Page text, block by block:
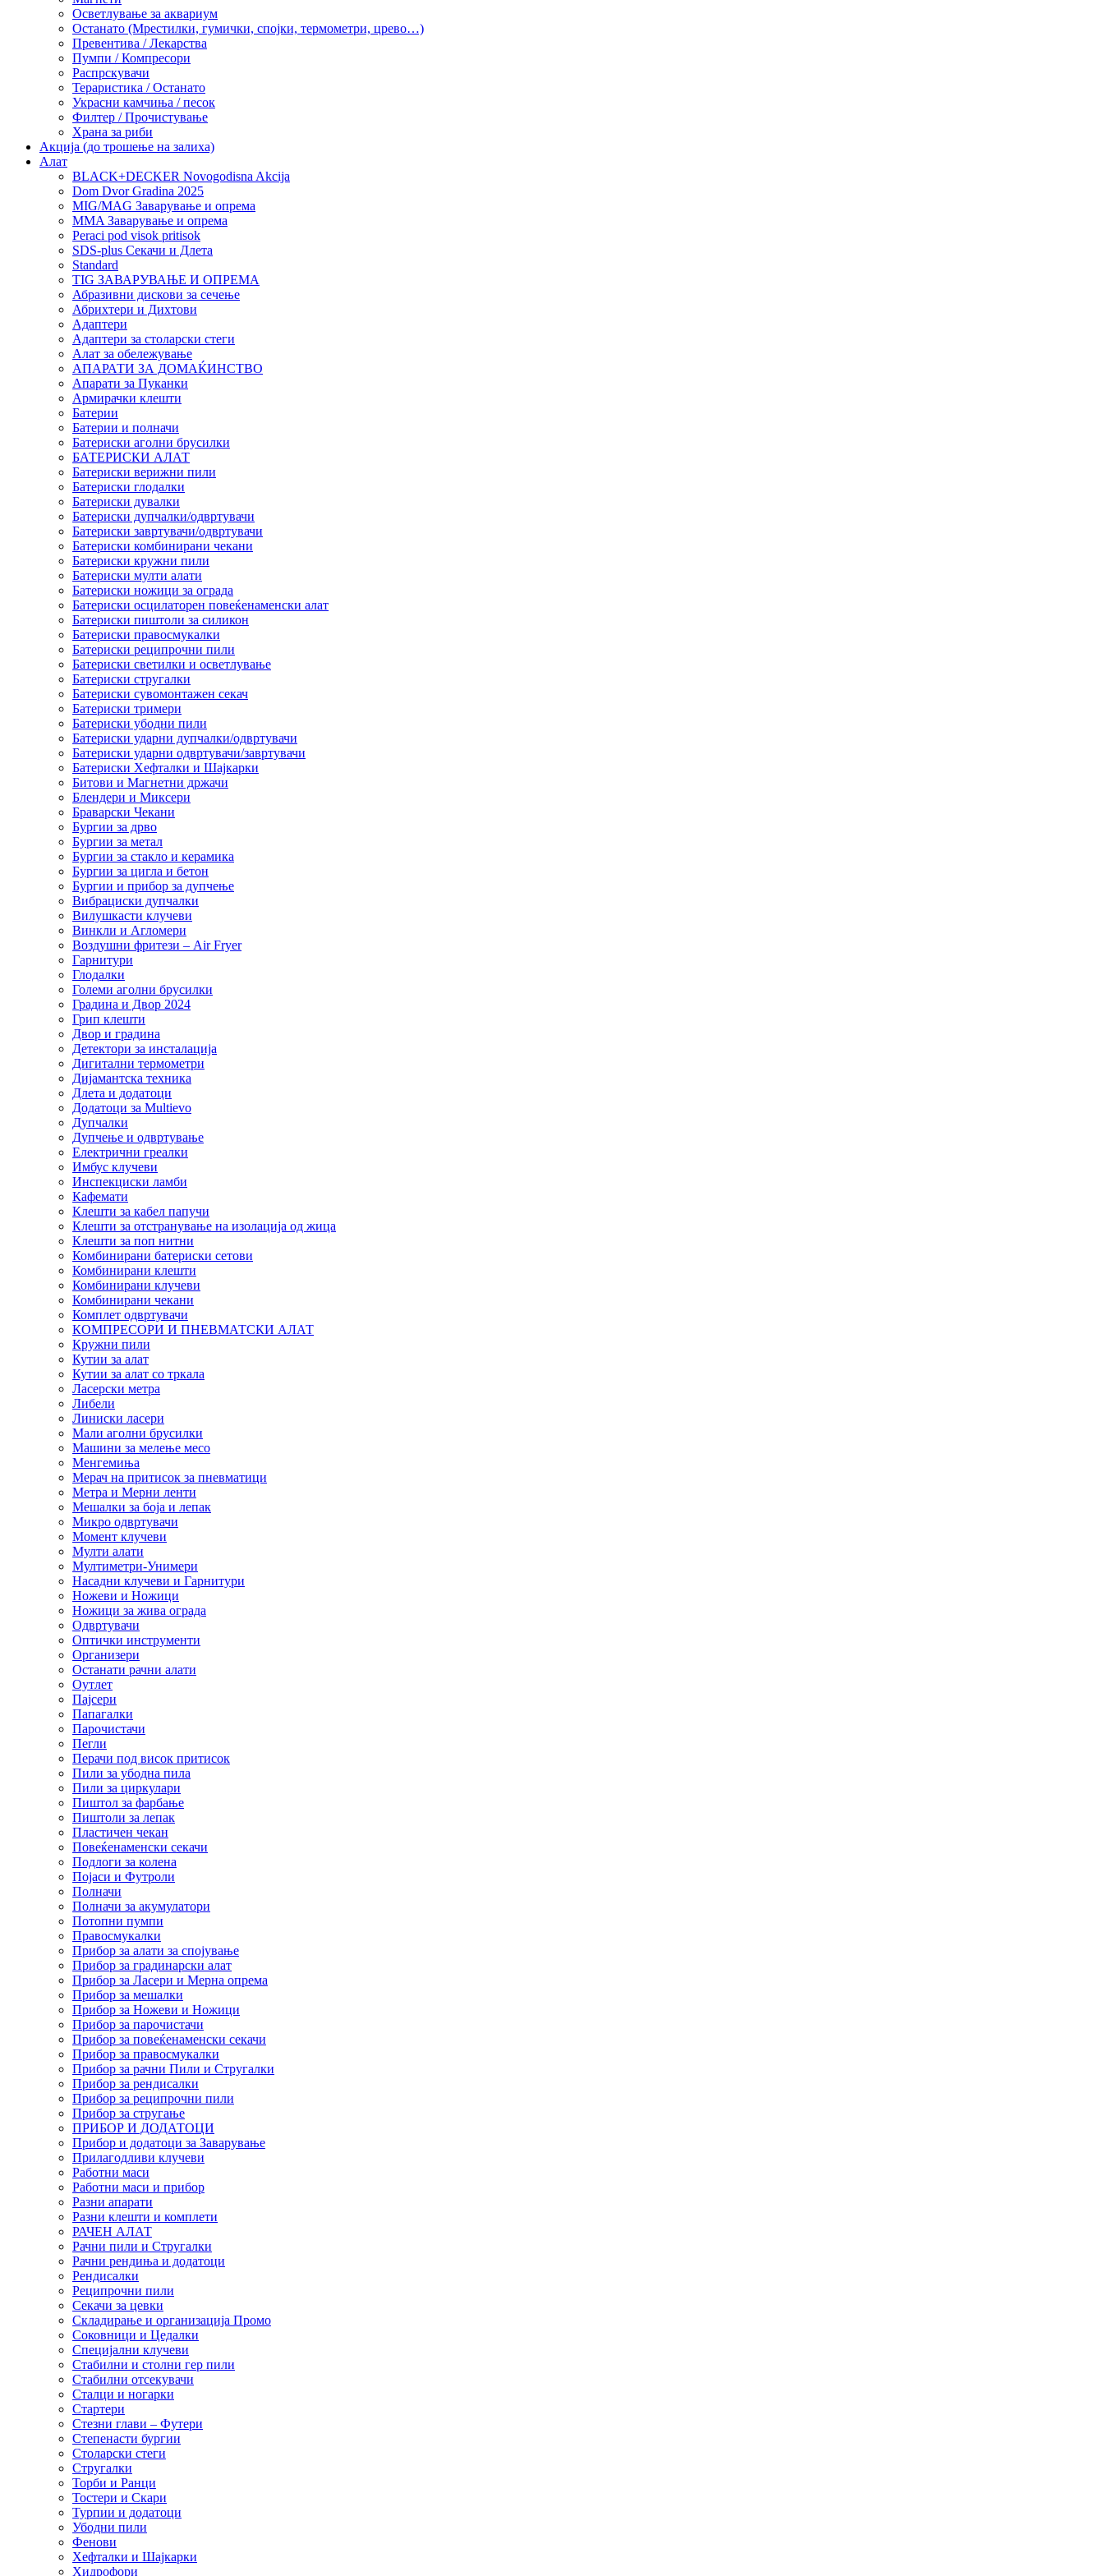
Осветлување за аквариум
Останато (Мрестилки, гумички, спојки, термометри, црево…)
Превентива / Лекарства
Пумпи / Компресори
Распрскувачи
Тераристика / Останато
Украсни камчиња / песок
Филтер / Прочистување
Храна за риби
Акција (до трошење на залиха)
Алат
BLACK+DECKER Novogodisna Akcija
Dom Dvor Gradina 2025
MIG/MAG Заварување и опрема
MMA Заварување и опрема
Peraci pod visok pritisok
SDS-plus Секачи и Длета
Standard
TIG ЗАВАРУВАЊЕ И ОПРЕМА
Абразивни дискови за сечење
Абрихтери и Дихтови
Адаптери
Адаптери за столарски стеги
Алат за обележување
АПАРАТИ ЗА ДОМАЌИНСТВО
Апарати за Пуканки
Армирачки клешти
Батерии
Батерии и полначи
Батериски аголни брусилки
БАТЕРИСКИ АЛАТ
Батериски верижни пили
Батериски глодалки
Батериски дувалки
Батериски дупчалки/одвртувачи
Батериски завртувачи/одвртувачи
Батериски комбинирани чекани
Батериски кружни пили
Батериски мулти алати
Батериски ножици за ограда
Батериски осцилаторен повеќенаменски алат
Батериски пиштоли за силикон
Батериски правосмукалки
Батериски реципрочни пили
Батериски светилки и осветлување
Батериски стругалки
Батериски сувомонтажен секач
Батериски тримери
Батериски убодни пили
Батериски ударни дупчалки/одвртувачи
Батериски ударни одвртувачи/завртувачи
Батериски Хефталки и Шајкарки
Битови и Магнетни држачи
Блендери и Миксери
Браварски Чекани
Бургии за дрво
Бургии за метал
Бургии за стакло и керамика
Бургии за цигла и бетон
Бургии и прибор за дупчење
Вибрациски дупчалки
Вилушкасти клучеви
Винкли и Агломери
Воздушни фритези – Air Fryer
Гарнитури
Глодалки
Големи аголни брусилки
Градина и Двор 2024
Грип клешти
Двор и градина
Детектори за инсталација
Дигитални термометри
Дијамантска техника
Длета и додатоци
Додатоци за Multievo
Дупчалки
Дупчење и одвртување
Електрични греалки
Имбус клучеви
Инспекциски ламби
Кафемати
Клешти за кабел папучи
Клешти за отстранување на изолација од жица
Клешти за поп нитни
Комбинирани батериски сетови
Комбинирани клешти
Комбинирани клучеви
Комбинирани чекани
Комплет одвртувачи
КОМПРЕСОРИ И ПНЕВМАТСКИ АЛАТ
Кружни пили
Кутии за алат
Кутии за алат со тркала
Ласерски метра
Либели
Линиски ласери
Мали аголни брусилки
Машини за мелење месо
Менгемиња
Мерач на притисок за пневматици
Метра и Мерни ленти
Мешалки за боја и лепак
Микро одвртувачи
Момент клучеви
Мулти алати
Мултиметри-Унимери
Насадни клучеви и Гарнитури
Ножеви и Ножици
Ножици за жива ограда
Одвртувачи
Оптички инструменти
Организери
Останати рачни алати
Оутлет
Пајсери
Папагалки
Парочистачи
Пегли
Перачи под висок притисок
Пили за убодна пила
Пили за циркулари
Пиштол за фарбање
Пиштоли за лепак
Пластичен чекан
Повеќенаменски секачи
Подлоги за колена
Појаси и Футроли
Полначи
Полначи за акумулатори
Потопни пумпи
Правосмукалки
Прибор за алати за спојување
Прибор за градинарски алат
Прибор за Ласери и Мерна опрема
Прибор за мешалки
Прибор за Ножеви и Ножици
Прибор за парочистачи
Прибор за повеќенаменски секачи
Прибор за правосмукалки
Прибор за рачни Пили и Стругалки
Прибор за рендисалки
Прибор за реципрочни пили
Прибор за стругање
ПРИБОР И ДОДАТОЦИ
Прибор и додатоци за Заварување
Прилагодливи клучеви
Работни маси
Работни маси и прибор
Разни апарати
Разни клешти и комплети
РАЧЕН АЛАТ
Рачни пили и Стругалки
Рачни рендиња и додатоци
Рендисалки
Реципрочни пили
Секачи за цевки
Складирање и организација Промо
Соковници и Цедалки
Специјални клучеви
Стабилни и столни гер пили
Стабилни отсекувачи
Сталци и ногарки
Стартери
Стезни глави – Футери
Степенасти бургии
Столарски стеги
Стругалки
Торби и Ранци
Тостери и Скари
Турпии и додатоци
Убодни пили
Фенови
Хефталки и Шајкарки
Хидрофори